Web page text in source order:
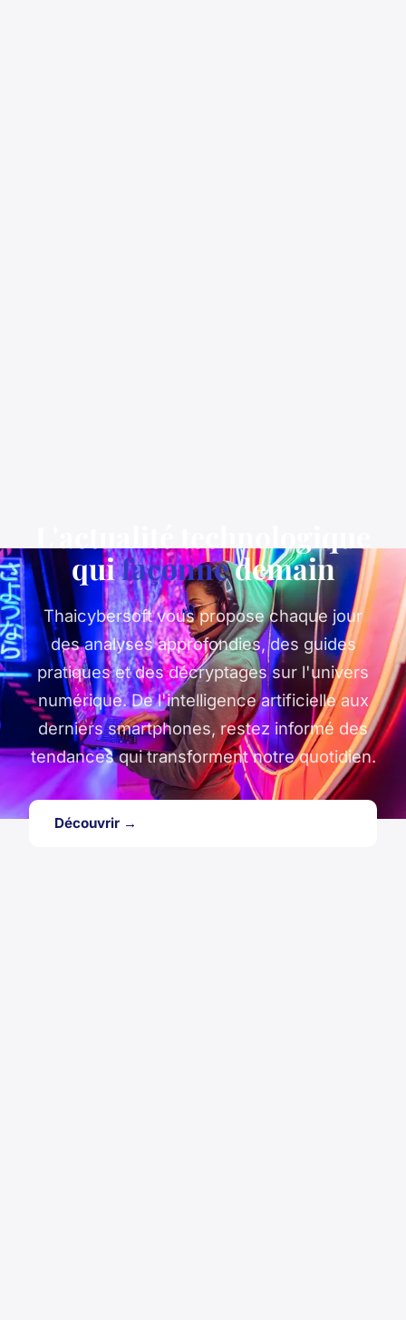
quifaçonnedemain
Thaicybersoft vous propose chaque jour
des analyses approfondies, des guides
pratiques et des décryptages sur l'univers
numérique. De l'intelligence artificielle aux
derniers smartphones, restez informé des
tendances qui transforment notre quotidien.
Découvrir →